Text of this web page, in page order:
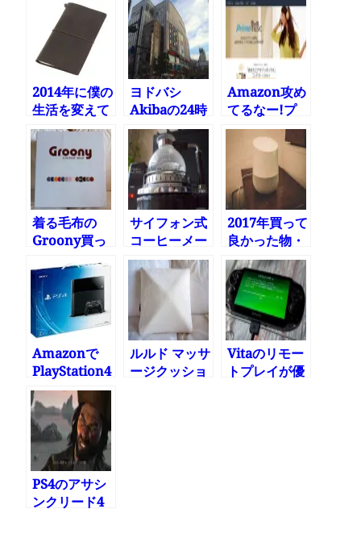
2014年に僕の
生活を変えて
くれたガジェ
ット達
ヨドバシ
Akibaの24時
間店舗受け取
り試してみた
Amazon攻め
てるなー!プ
ライム会員向
けに音楽聞き
放題
着る毛布の
Groony買っ
サイフォン式
コーヒーメー
カーはコクが
違った!
2017年買って
良かった物・
取り入れて良
かった物
Amazonで
PlayStation4
が12月14日
15%お安く
ルルド マッサ
ージクッショ
Vitaのリモー
トプレイが優
PS4のアサシ
ンクリード4